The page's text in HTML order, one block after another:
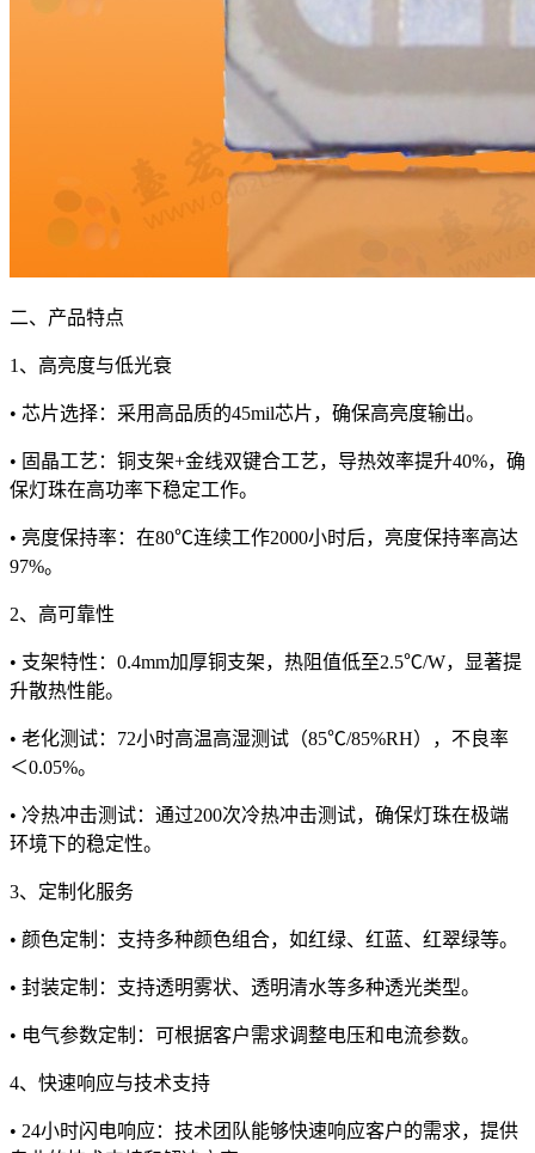
二、产品特点
1、高亮度与低光衰
• 芯片选择：采用高品质的45mil芯片，确保高亮度输出。
• 固晶工艺：铜支架+金线双键合工艺，导热效率提升40%，确
保灯珠在高功率下稳定工作。
• 亮度保持率：在80℃连续工作2000小时后，亮度保持率高达
97%。
2、高可靠性
• 支架特性：0.4mm加厚铜支架，热阻值低至2.5℃/W，显著提
升散热性能。
• 老化测试：72小时高温高湿测试（85℃/85%RH），不良率
＜0.05%。
• 冷热冲击测试：通过200次冷热冲击测试，确保灯珠在极端
环境下的稳定性。
3、定制化服务
• 颜色定制：支持多种颜色组合，如红绿、红蓝、红翠绿等。
• 封装定制：支持透明雾状、透明清水等多种透光类型。
• 电气参数定制：可根据客户需求调整电压和电流参数。
4、快速响应与技术支持
• 24小时闪电响应：技术团队能够快速响应客户的需求，提供